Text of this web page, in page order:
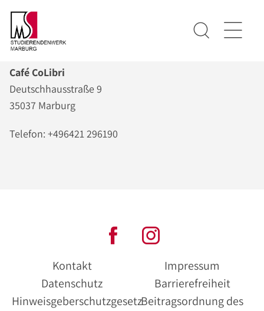
Café CoLibri
Deutschhausstraße 9
35037 Marburg
Telefon: +496421 296190
Kontakt
Impressum
Datenschutz
Barrierefreiheit
HinweisgeberschutzgesetzBeitragsordnung des